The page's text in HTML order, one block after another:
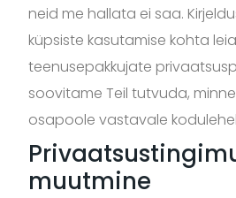
neid me hallata ei saa.
küpsiste kasutamise kohta
teenusepakkujate
soovitame Teil tutvuda,
osapoole vastavale
muutmine